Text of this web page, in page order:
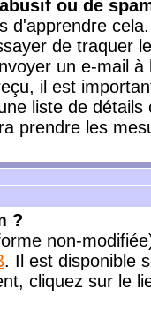
ou de
d'apprendre
de traquer
un e-mail
il est
liste de
prendre les
?
non-
. Il est disponible
cliquez sur le